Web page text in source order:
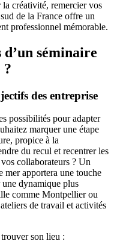
créativité, remercier vos
de la France offre un
professionnel mémorable.
d’un séminaire
?
des entreprise
possibilités pour adapter
marquer une étape
propice à la
du recul et recentrer les
collaborateurs ? Un
apportera une touche
une dynamique plus
comme Montpellier ou
de travail et activités
son lieu :